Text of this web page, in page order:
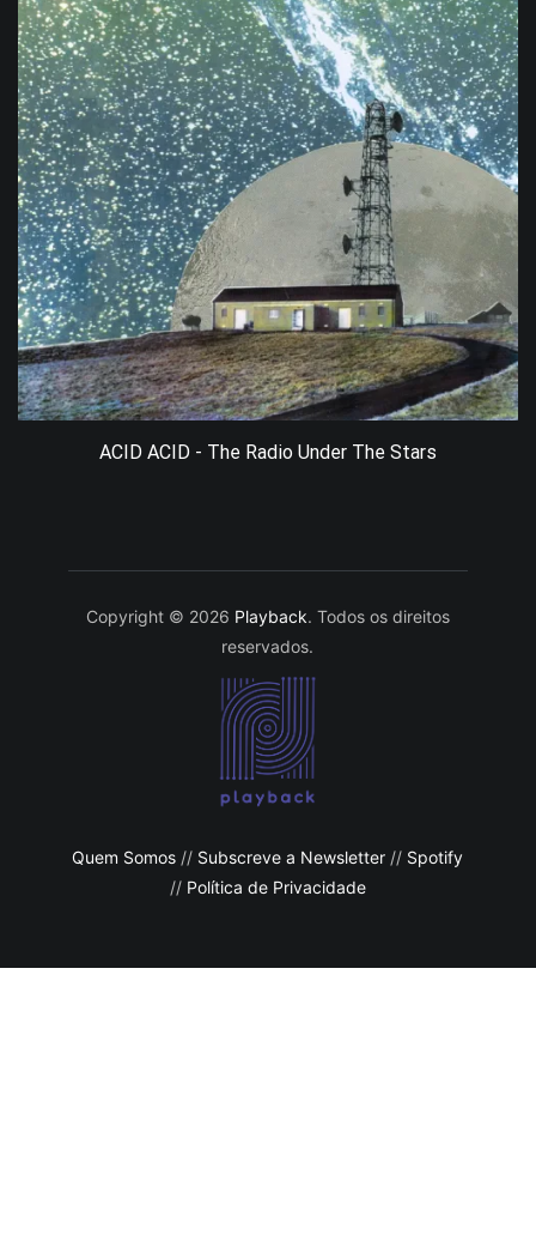
ACID ACID - The Radio Under The Stars
Copyright © 2026 Playback. Todos os direitos
reservados.
Quem Somos // Subscreve a Newsletter // Spotify
// Política de Privacidade